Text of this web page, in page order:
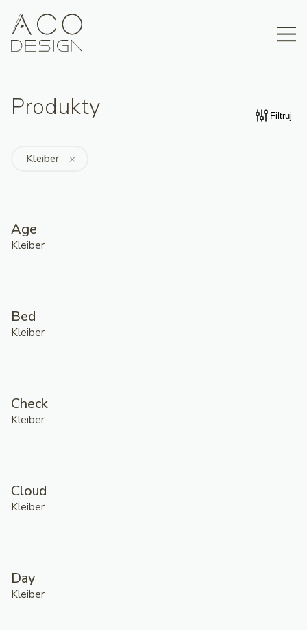
Produkty Filtruj
Kleiber
Age
Kleiber
Bed
Kleiber
Check
Kleiber
Cloud
Kleiber
Day
Kleiber